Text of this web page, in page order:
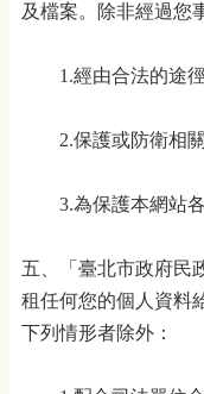
及檔案。除非經過您
1.經由合法的途徑
2.保護或防衛相關
3.為保護本網站各
五、「臺北市政府民
租任何您的個人資料
下列情形者除外：